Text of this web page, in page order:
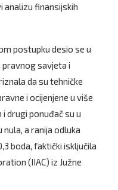
analizu finansijskih
postupku desio se u
pravnog savjeta i
da su tehničke
i ocijenjene u više
drugi ponuđač su u
a ranija odluka
boda, faktički isključila
(IIAC) iz Južne